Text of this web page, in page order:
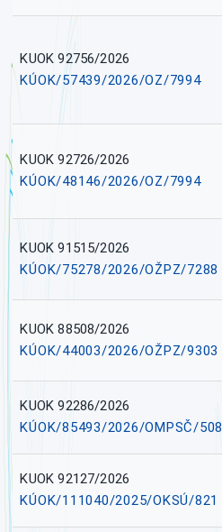
KUOK 92756/2026
KÚOK/57439/2026/OZ/7994
KUOK 92726/2026
KÚOK/48146/2026/OZ/7994
KUOK 91515/2026
KÚOK/75278/2026/OŽPZ/7288
KUOK 88508/2026
KÚOK/44003/2026/OŽPZ/9303
KUOK 92286/2026
KÚOK/85493/2026/OMPSČ/508
KUOK 92127/2026
KÚOK/111040/2025/OKSÚ/821